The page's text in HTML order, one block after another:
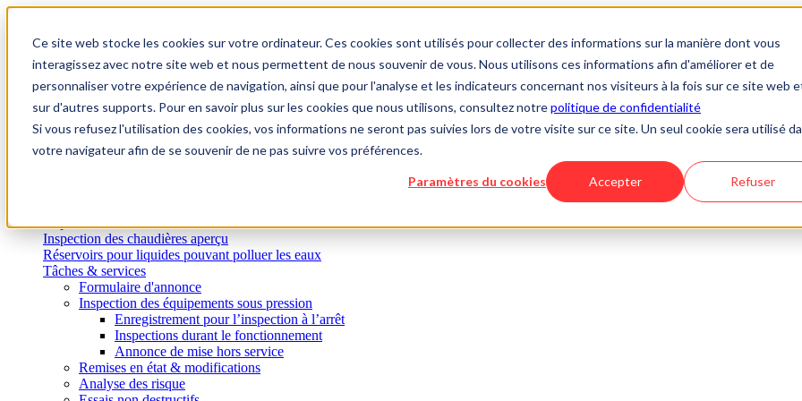
Ce site web stocke les cookies sur votre ordinateur. Ces cookies sont utilisés pour collecter des informations sur la manière dont vous
interagissez avec notre site web et nous permettent de nous souvenir de vous. Nous utilisons ces informations afin d'améliorer et de
personnaliser votre expérience de navigation, ainsi que pour l'analyse et les indicateurs concernant nos visiteurs à la fois sur ce site web
sur d'autres supports. Pour en savoir plus sur les cookies que nous utilisons, consultez notrepolitique de confidentialité
Si vous refusez l'utilisation des cookies, vos informations ne seront pas suivies lors de votre visite sur ce site. Un seul cookie sera utilisé
votre navigateur afin de se souvenir de ne pas suivre vos préférences.
Paramètres du cookies Accepter Refuser
Aller au contenu principal
À propos de nous
Académie
Connaissances
Contact
Inspection des chaudières aperçu
Réservoirs pour liquides pouvant polluer les eaux
Tâches & services
Formulaire d'annonce
Inspection des équipements sous pression
Enregistrement pour l’inspection à l’arrêt
Inspections durant le fonctionnement
Annonce de mise hors service
Remises en état & modifications
Analyse des risque